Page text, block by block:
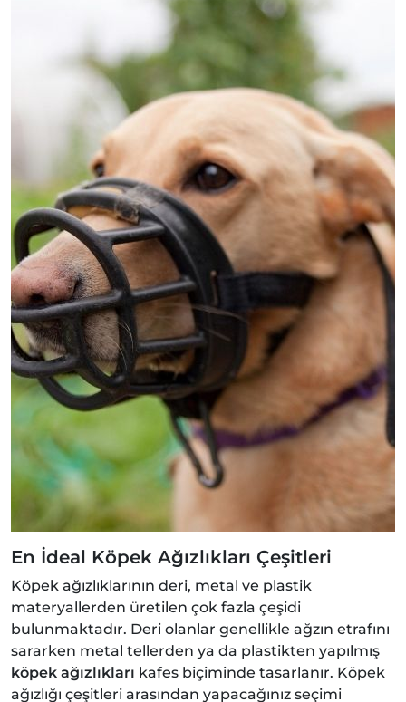
En İdeal Köpek Ağızlıkları Çeşitleri
Köpek ağızlıklarının deri, metal ve plastik
materyallerden üretilen çok fazla çeşidi
bulunmaktadır. Deri olanlar genellikle ağzın etrafını
sararken metal tellerden ya da plastikten yapılmış
köpek ağızlıkları kafes biçiminde tasarlanır. Köpek
ağızlığı çeşitleri arasından yapacağınız seçimi